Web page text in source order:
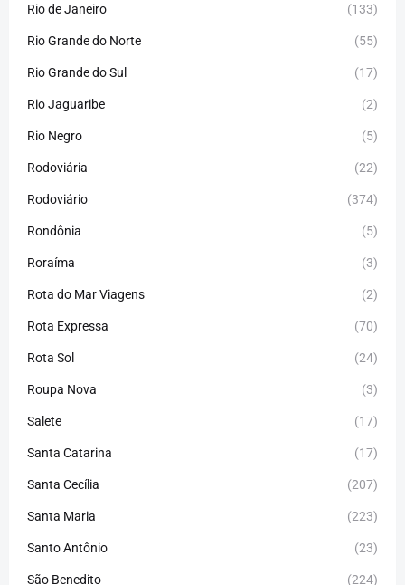
Rio de Janeiro (133)
Rio Grande do Norte (55)
Rio Grande do Sul (17)
Rio Jaguaribe (2)
Rio Negro (5)
Rodoviária (22)
Rodoviário (374)
Rondônia (5)
Roraíma (3)
Rota do Mar Viagens (2)
Rota Expressa (70)
Rota Sol (24)
Roupa Nova (3)
Salete (17)
Santa Catarina (17)
Santa Cecília (207)
Santa Maria (223)
Santo Antônio (23)
São Benedito (224)